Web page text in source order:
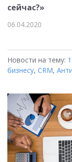
сейчас?»
06.04.2020
Новости на тему:
бизнесу, CRM,